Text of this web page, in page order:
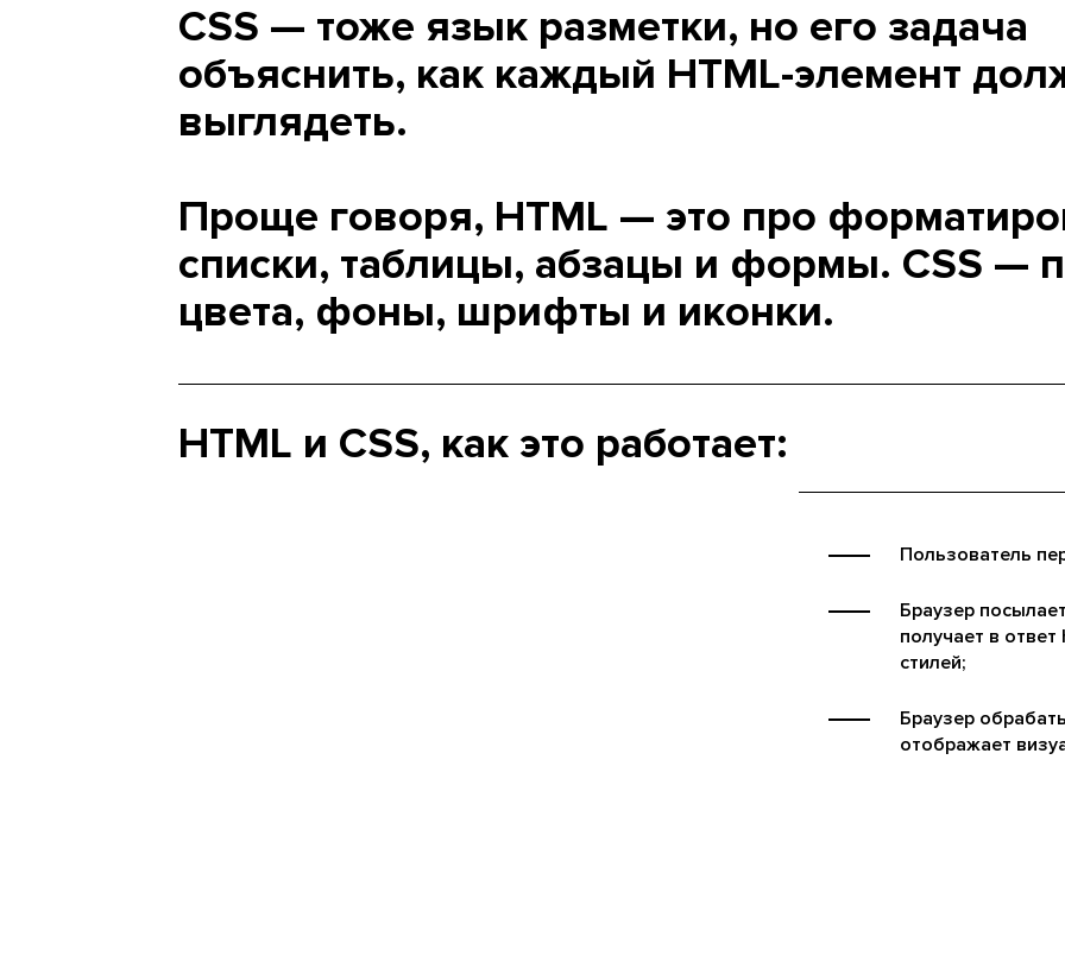
CSS — тоже язык разметки, но его задача
объяснить, как каждый HTML-элемент
выглядеть.
Проще говоря, HTML — это про
списки, таблицы, абзацы и формы. CSS —
цвета, фоны, шрифты и иконки.
HTML и CSS, как это работает:
Пользователь
Браузер
получает в
стилей;
Браузер
отображает